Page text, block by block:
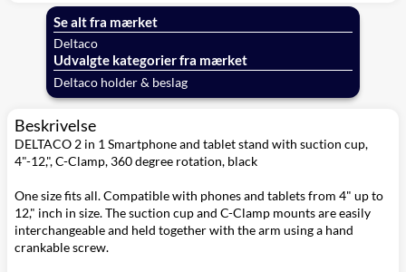
Deltaco
hvid
Se alt fra mærket
Deltaco
Udvalgte kategorier fra mærket
Deltaco holder & beslag
Beskrivelse
DELTACO 2 in 1 Smartphone and tablet stand with suction cup,
4"-12,", C-Clamp, 360 degree rotation, black
One size fits all. Compatible with phones and tablets from 4" up to
12," inch in size. The suction cup and C-Clamp mounts are easily
interchangeable and held together with the arm using a hand
crankable screw.